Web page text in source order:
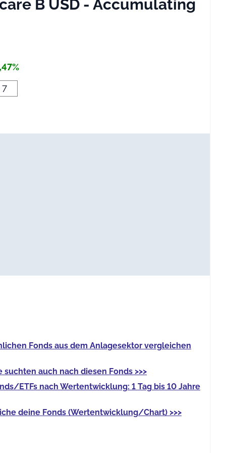
B USD - Accumulating
7
Fondsaus dem Anlagesektor vergleichen
suchten auch nach diesen Fonds >>>
ETFsnach Wertentwicklung: 1 Tag bis 10 Jahre
deine Fonds(Wertentwicklung/Chart) >>>